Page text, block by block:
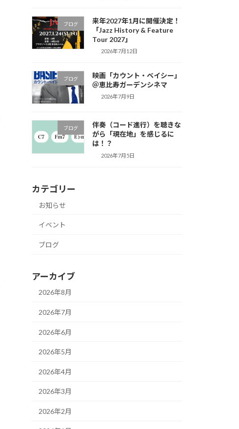
ブログ
来年2027年1月に開催決定！
「Jazz History & Feature
Tour 2027」
2026年7月12日
ブログ
映画「カウント・ベイシー」
＠恵比寿ガーデンシネマ
2026年7月9日
ブログ
伴奏（コード進行）を聴きな
がら「現在地」を感じるに
は！？
2026年7月5日
カテゴリー
お知らせ
イベント
ブログ
アーカイブ
2026年8月
2026年7月
2026年6月
2026年5月
2026年4月
2026年3月
2026年2月